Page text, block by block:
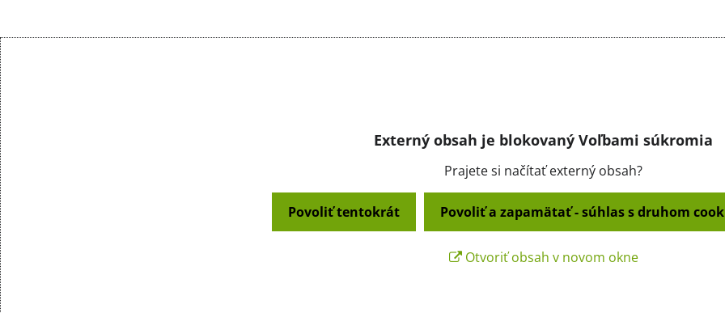
Externý obsah je blokovaný Voľbami súkromia
Prajete si načítať externý obsah?
Povoliť tentokrát Povoliť a zapamätať - súhlas s druhom
Otvoriť obsah v novom okne